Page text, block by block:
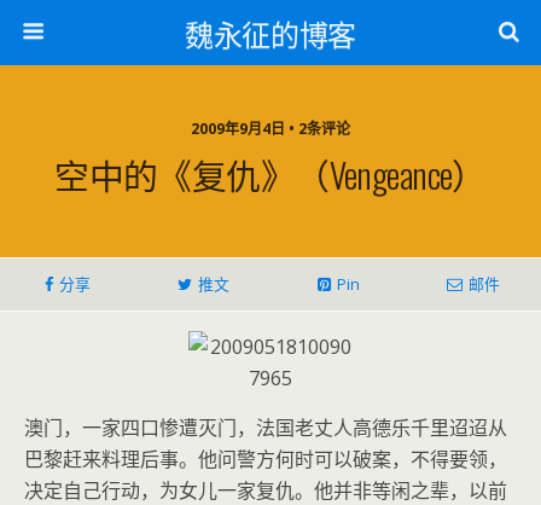
魏永征的博客
2009年9月4日 • 2条评论
空中的《复仇》（Vengeance）
分享 推文 Pin 邮件
澳门，一家四口惨遭灭门，法国老丈人高德乐千里迢迢从
巴黎赶来料理后事。他问警方何时可以破案，不得要领，
决定自己行动，为女儿一家复仇。他并非等闲之辈，以前